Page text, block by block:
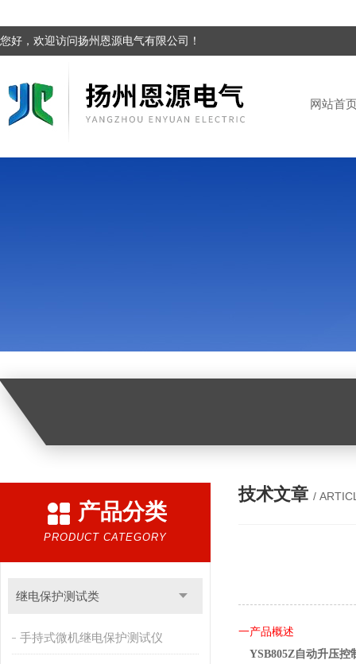
您好，欢迎访问扬州恩源电气有限公司！
网站首
产品分类
PRODUCT CATEGORY
继电保护测试类
手持式微机继电保护测试仪
技术文章 /
一产品概述
YSB805Z自动升压控